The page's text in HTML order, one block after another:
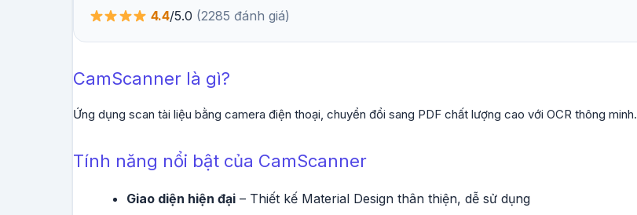
4.4/5.0 (2285 đánh giá)
CamScanner là gì?
Ứng dụng scan tài liệu bằng camera điện thoại, chuyển đổi sang PDF chất lượng cao với OCR thông minh.
Tính năng nổi bật của CamScanner
Giao diện hiện đại – Thiết kế Material Design thân thiện, dễ sử dụng